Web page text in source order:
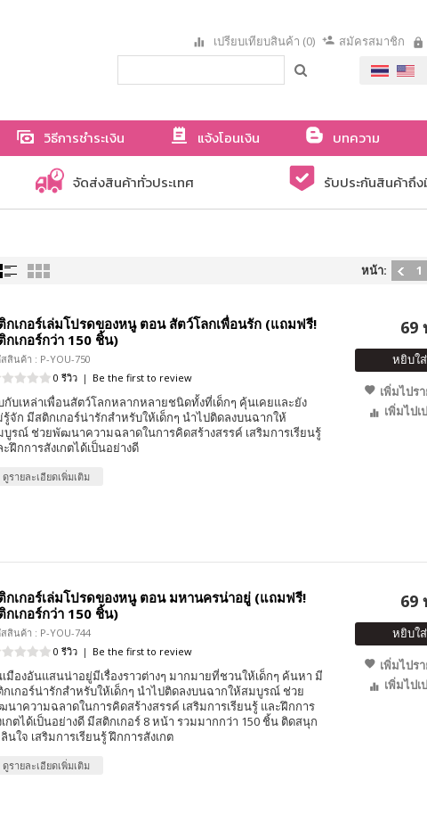
เปรียบเทียบสินค้า (0) สมัครสมาชิก
วิธีการชำระเงิน แจ้งโอนเงิน
บทความ
จัดส่งสินค้าทั่วประเทศ รับประกันสินค้าถึ
หน้า: 1
กเกอร์เล่มโปรดของหนู ตอน สัตว์โลกเพื่อนรัก (แถมฟรี!
กเกอร์กว่า 150 ชิ้น)
สินค้า : P-YOU-750
0 รีวิว | Be the first to review
กับเหล่าเพื่อนสัตว์โลกหลากหลายชนิดทั้งที่เด็กๆ คุ้นเคยและยัง
จัก มีสติกเกอร์น่ารักสำหรับให้เด็กๆ นำไปติดลงบนฉากให้
บูรณ์ ช่วยพัฒนาความฉลาดในการคิดสร้างสรรค์ เสริมการเรียนรู้
ะฝึกการสังเกตได้เป็นอย่างดี
ดูรายละเอียดเพิ่มเติม
69
หยิบใ
เพิ่มไปร
เพิ่มไปเ
กเกอร์เล่มโปรดของหนู ตอน มหานครน่าอยู่ (แถมฟรี!
กเกอร์กว่า 150 ชิ้น)
สินค้า : P-YOU-744
0 รีวิว | Be the first to review
เมืองอันแสนน่าอยู่มีเรื่องราวต่างๆ มากมายที่ชวนให้เด็กๆ ค้นหา มี
กเกอร์น่ารักสำหรับให้เด็กๆ นำไปติดลงบนฉากให้สมบูรณ์ ช่วย
นาความฉลาดในการคิดสร้างสรรค์ เสริมการเรียนรู้ และฝึกการ
เกตได้เป็นอย่างดี มีสติกเกอร์ 8 หน้า รวมมากกว่า 150 ชิ้น ติดสนุก
ลินใจ เสริมการเรียนรู้ ฝึกการสังเกต
ดูรายละเอียดเพิ่มเติม
69
หยิบใ
เพิ่มไปร
เพิ่มไปเ